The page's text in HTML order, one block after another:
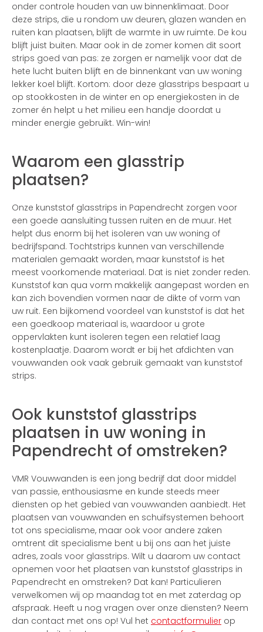
onder controle houden van uw binnenklimaat. Door
deze strips, die u rondom uw deuren, glazen wanden en
ruiten kan plaatsen, blijft de warmte in uw ruimte. De kou
blijft juist buiten. Maar ook in de zomer komen dit soort
strips goed van pas: ze zorgen er namelijk voor dat de
hete lucht buiten blijft en de binnenkant van uw woning
lekker koel blijft. Kortom: door deze glasstrips bespaart u
op stookkosten in de winter en op energiekosten in de
zomer én helpt u het milieu een handje doordat u
minder energie gebruikt. Win-win!
Waarom een glasstrip
plaatsen?
Onze kunststof glasstrips in Papendrecht zorgen voor
een goede aansluiting tussen ruiten en de muur. Het
helpt dus enorm bij het isoleren van uw woning of
bedrijfspand. Tochtstrips kunnen van verschillende
materialen gemaakt worden, maar kunststof is het
meest voorkomende materiaal. Dat is niet zonder reden.
Kunststof kan qua vorm makkelijk aangepast worden en
kan zich bovendien vormen naar de dikte of vorm van
uw ruit. Een bijkomend voordeel van kunststof is dat het
een goedkoop materiaal is, waardoor u grote
oppervlakten kunt isoleren tegen een relatief laag
kostenplaatje. Daarom wordt er bij het afdichten van
vouwwanden ook vaak gebruik gemaakt van kunststof
strips.
Ook kunststof glasstrips
plaatsen in uw woning in
Papendrecht of omstreken?
VMR Vouwwanden is een jong bedrijf dat door middel
van passie, enthousiasme en kunde steeds meer
diensten op het gebied van vouwwanden aanbiedt. Het
plaatsen van vouwwanden en schuifsystemen behoort
tot ons specialisme, maar ook voor andere zaken
omtrent dit specialisme bent u bij ons aan het juiste
adres, zoals voor glasstrips. Wilt u daarom uw contact
opnemen voor het plaatsen van kunststof glasstrips in
Papendrecht en omstreken? Dat kan! Particulieren
verwelkomen wij op maandag tot en met zaterdag op
afspraak. Heeft u nog vragen over onze diensten? Neem
dan contact met ons op! Vul het contactformulier op